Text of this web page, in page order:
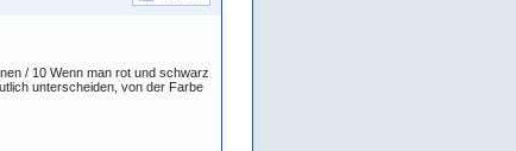
/ 10 Wenn man rot und schwarz
unterscheiden, von der Farbe